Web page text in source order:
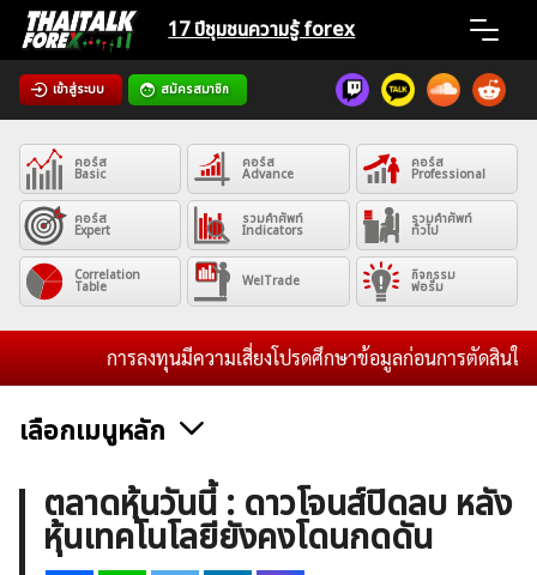
Skip
content
17 ปีชุมชนความรู้ forex
เข้าสู่ระบบ สมัครสมาชิก
Home
News
Articles
VPS Register
ค้นหา
สำหรับ:
คอร์ส
Basic
คอร์ส
Advance
คอร์ส
Professional
คอร์ส
Expert
รวมคำศัพท์
Indicators
รวมคำศัพท์
ทั่วไป
Correlation
Table WelTrade กิจกรรม
ฟอรั่ม
การลงทุนมีความเสี่ยงโปรดศึกษาข้อมูลก่อนการตัดสินใจล
เลือกเมนูหลัก
ข่าวฟอเร็กซ์และสกุลเงิน คริปโตเคอร์เรนซี
ฟรีซิกแนล รายวัน
บทวิเคราะห์
เศรษฐกิจทั่วไป ดัชนี-หุ้น
พันธบัตร
ตลาดหุ้นวันนี้ : ดาวโจนส์ปิดลบ หลัง
หุ้นเทคโนโลยียังคงโดนกดดัน